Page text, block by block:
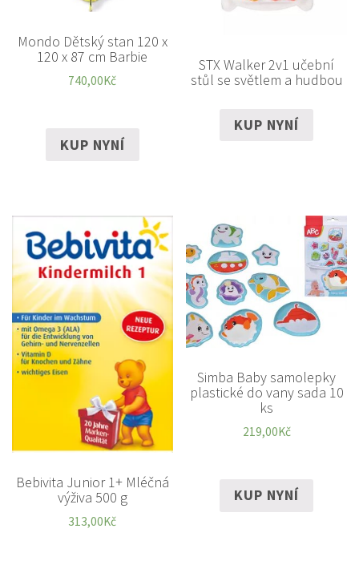
Mondo Dětský stan 120 x
120 x 87 cm Barbie
740,00Kč
KUP NYNÍ
STX Walker 2v1 učební
stůl se světlem a hudbou
KUP NYNÍ
Bebivita Junior 1+ Mléčná
výživa 500 g
313,00Kč
Simba Baby samolepky
plastické do vany sada 10
ks
219,00Kč
KUP NYNÍ